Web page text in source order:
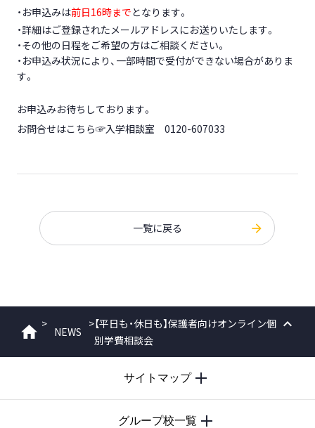
・お申込みは前日16時までとなります。
・詳細はご登録されたメールアドレスにお送りいたします。
・その他の日程をご希望の方はご相談ください。
・お申込み状況により、一部時間で受付ができない場合がありま
す。
お申込みお待ちしております。
お問合せはこちら☞入学相談室 0120-607033
一覧に戻る
ホーム
>
NEWS
>【平日も・休日も】保護者向けオンライン個
別学費相談会
サイトマップ
グループ校一覧